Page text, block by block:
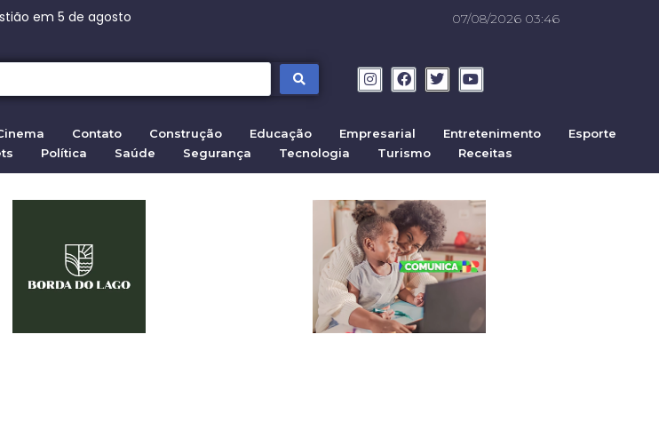
contra senador
na fábrica de chocolates
na fábrica de chocolates
da Marrocos em 2026 07/08/2026 03:46
Contato Construção Educação Empresarial Entretenimento
Esporte
Política Saúde Segurança Tecnologia Turismo Receitas